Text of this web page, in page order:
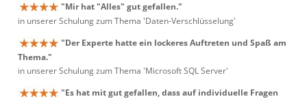
"Mir hat "Alles" gut gefallen."
in unserer Schulung zum Thema 'Daten-Verschlüsselung'
"Der Experte hatte ein lockeres Auftreten und Spaß am
Thema."
in unserer Schulung zum Thema 'Microsoft SQL Server'
"Es hat mit gut gefallen, dass auf individuelle Fragen